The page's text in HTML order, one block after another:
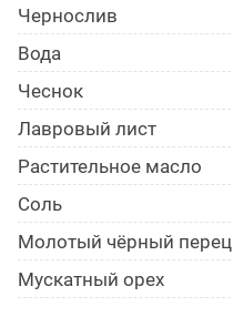
Чернослив
Вода
Чеснок
Лавровый лист
Растительное масло
Соль
Молотый чёрный перец
Мускатный орех